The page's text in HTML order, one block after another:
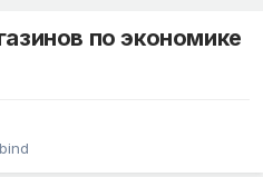
по экономике